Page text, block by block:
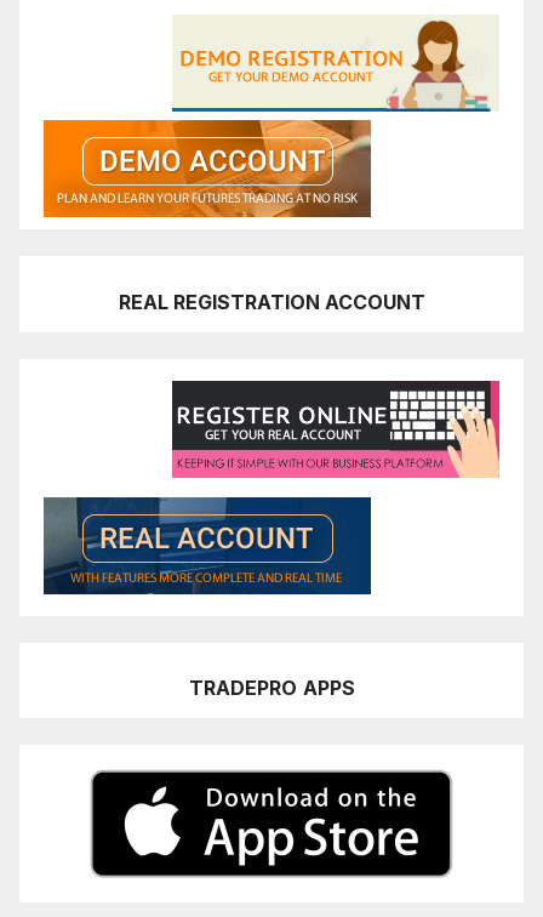
REAL REGISTRATION ACCOUNT
TRADEPRO APPS